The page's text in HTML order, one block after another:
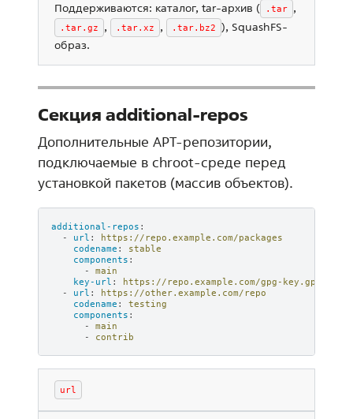
Поддерживаются: каталог, tar-архив (
.tar ,
.tar.gz , .tar.xz , .tar.bz2 ), SquashFS-
образ.
Секция additional-repos
Дополнительные APT-репозитории,
подключаемые в chroot-среде перед
установкой пакетов (массив объектов).
additional-repos :
-
url :
https://repo.example.com/packages
codename :
stable
components :
-
main
key-url :
https://repo.example.com/gpg-key.gpg
-
url :
https://other.example.com/repo
codename :
testing
components :
-
main
-
contrib
url